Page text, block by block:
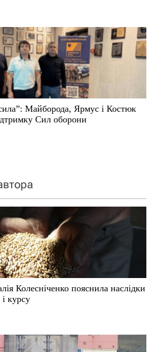
Майборода, Ярмус і Костюк
Сил оборони
Колесніченко пояснила наслідки
курсу